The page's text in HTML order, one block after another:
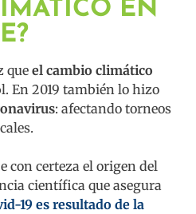
EN
que el cambio climático
l. En 2019 también lo hizo
: afectando torneos
con certeza el origen del
científica que asegura
19 es resultado de la